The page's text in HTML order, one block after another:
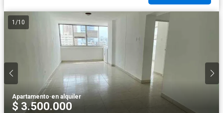
1 /10
Apartamento·en alquiler
$ 3.500.000